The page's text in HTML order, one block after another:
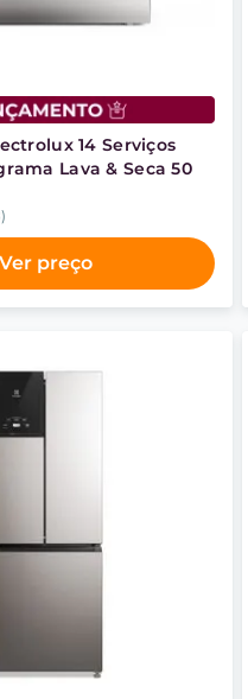
14 Serviços
Lava & Seca 50
Ver preço